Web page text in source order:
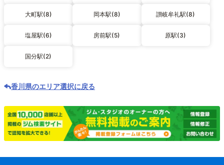
大町駅(8) 岡本駅(8) 讃岐牟礼駅(8)
塩屋駅(6) 房前駅(5) 原駅(3)
国分駅(2)
香川県のエリア選択に戻る